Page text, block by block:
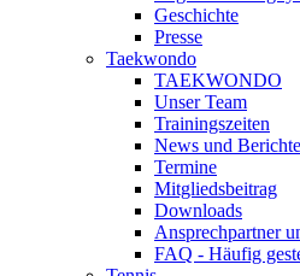
Geschichte
Presse
Taekwondo
TAEKWONDO
Unser Team
Trainingszeiten
News und Berichte
Termine
Mitgliedsbeitrag
Downloads
Ansprechpartner
FAQ - Häufig